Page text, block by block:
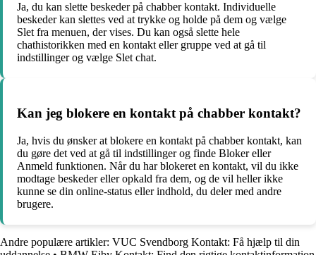
Ja, du kan slette beskeder på chabber kontakt. Individuelle
beskeder kan slettes ved at trykke og holde på dem og vælge
Slet fra menuen, der vises. Du kan også slette hele
chathistorikken med en kontakt eller gruppe ved at gå til
indstillinger og vælge Slet chat.
Kan jeg blokere en kontakt på chabber kontakt?
Ja, hvis du ønsker at blokere en kontakt på chabber kontakt, kan
du gøre det ved at gå til indstillinger og finde Bloker eller
Anmeld funktionen. Når du har blokeret en kontakt, vil du ikke
modtage beskeder eller opkald fra dem, og de vil heller ikke
kunne se din online-status eller indhold, du deler med andre
brugere.
Andre populære artikler: VUC Svendborg Kontakt: Få hjælp til din